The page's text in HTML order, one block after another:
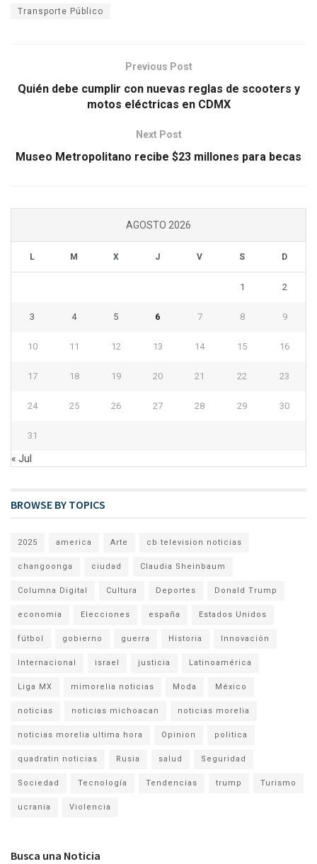
Transporte Público
Previous Post
Quién debe cumplir con nuevas reglas de scooters y
motos eléctricas en CDMX
Next Post
Museo Metropolitano recibe $23 millones para becas
AGOSTO 2026
L M X J V S D
1 2
3 4 5 6 7 8 9
10 11 12 13 14 15 16
17 18 19 20 21 22 23
24 25 26 27 28 29 30
31
« Jul
BROWSE BY TOPICS
2025 america Arte cb television noticias
changoonga ciudad Claudia Sheinbaum
Columna Digital Cultura Deportes Donald Trump
economia Elecciones españa Estados Unidos
fútbol gobierno guerra Historia Innovación
Internacional israel justicia Latinoamérica
Liga MX mimorelia noticias Moda México
noticias noticias michoacan noticias morelia
noticias morelia ultima hora Opinion politica
quadratin noticias Rusia salud Seguridad
Sociedad Tecnología Tendencias trump Turismo
ucrania Violencia
Busca una Noticia